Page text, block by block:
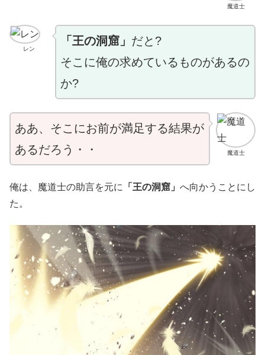
魔道士
レン
「王の洞窟」 だと?
そこに俺の求めているものがあるの
か?
魔道士
ああ、そこにお前が満足する結果が
あるだろう・・
俺は、魔道士の助言を元に 「王の洞窟」 へ向かうことにし
た。